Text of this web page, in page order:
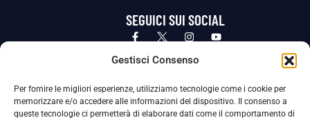
Gestisci Consenso
Per fornire le migliori esperienze, utilizziamo tecnologie come i cookie per
memorizzare e/o accedere alle informazioni del dispositivo. Il consenso a
queste tecnologie ci permetterà di elaborare dati come il comportamento di
SEGUICI SUI SOCIAL
Privacy Policy Cookie Policy
La Società ha nominato il Responsabile della Protezione dei Dati Personali (DPO), figura specializzata che vigila sulle modalità
adottate dalla nostra Società per tutelare i Suoi dati personali.